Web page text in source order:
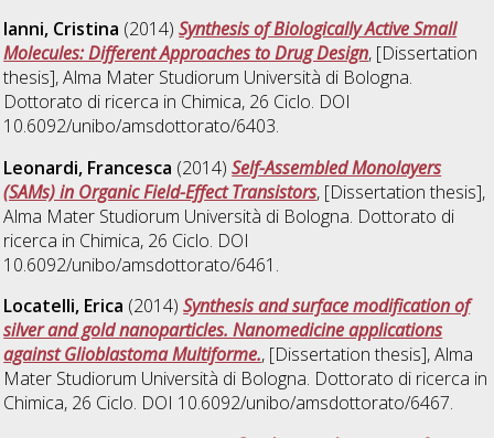
Ianni, Cristina (2014)Synthesis of Biologically Active Small
Molecules: Different Approaches to Drug Design, [Dissertation
thesis], Alma Mater Studiorum Università di Bologna.
Dottorato di ricerca in Chimica, 26 Ciclo. DOI
10.6092/unibo/amsdottorato/6403.
Leonardi, Francesca (2014)Self-Assembled Monolayers
(SAMs) in Organic Field-Effect Transistors, [Dissertation thesis],
Alma Mater Studiorum Università di Bologna. Dottorato di
ricerca in Chimica, 26 Ciclo. DOI
10.6092/unibo/amsdottorato/6461.
Locatelli, Erica (2014)Synthesis and surface modification of
silver and gold nanoparticles. Nanomedicine applications
against Glioblastoma Multiforme., [Dissertation thesis], Alma
Mater Studiorum Università di Bologna. Dottorato di ricerca in
Chimica, 26 Ciclo. DOI 10.6092/unibo/amsdottorato/6467.